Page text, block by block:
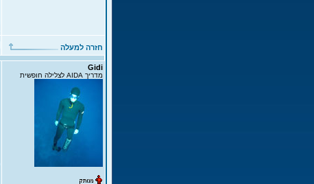
חזרה למעלה
Gidi
מדריך AIDA לצלילה חופשית